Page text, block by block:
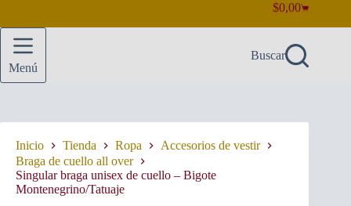
Carro
de
compra
$0,00
Menú
Buscar
Inicio Tienda Ropa
Accesorios de vestir
Braga de cuello all over
Singular braga unisex de cuello – Bigote
Montenegrino/Tatuaje